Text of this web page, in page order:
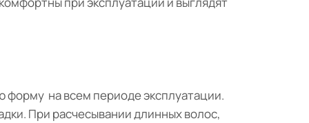
форму на всем периоде эксплуатации.
При расчесывании длинных волос,